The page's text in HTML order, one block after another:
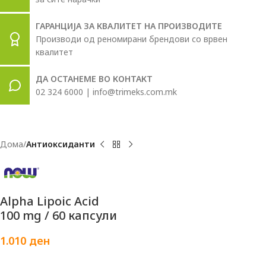
ГАРАНЦИЈА ЗА КВАЛИТЕТ НА ПРОИЗВОДИТЕ
Производи од реномирани брендови со врвен
квалитет
ДА ОСТАНЕМЕ ВО КОНТАКТ
02 324 6000 | info@trimeks.com.mk
Дома Антиоксиданти
Alpha Lipoic Acid
100 mg / 60 капсули
1.010 ден